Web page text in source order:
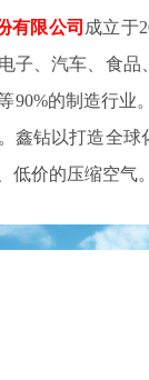
有限公司 成立于
子、汽车、食
90%的制造行业
鑫钻以打造全
低价的压缩空气。